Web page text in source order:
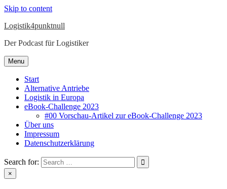
Skip to content
Logistik4punktnull
Der Podcast für Logistiker
Menu
Start
Alternative Antriebe
Logistik in Europa
eBook-Challenge 2023
#00 Vorschau-Artikel zur eBook-Challenge 2023
Über uns
Impressum
Datenschutzerklärung
Search for:
×